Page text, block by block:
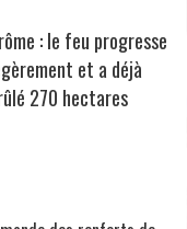
: le feu progresse
et a déjà
270 hectares